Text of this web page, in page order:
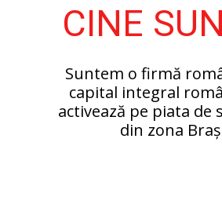
CINE
Suntem o firmă
capital integral
activează pe piata de
din zona